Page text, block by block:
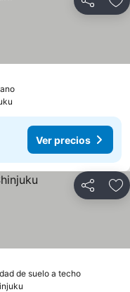
Compartir
Ver precios
Compartir
de suelo a techo